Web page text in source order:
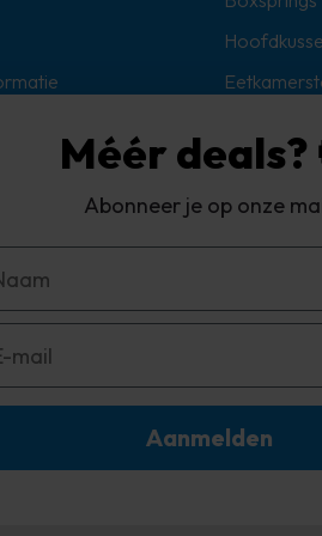
Méér deals?
Abonneer je op onze
Aanmelden